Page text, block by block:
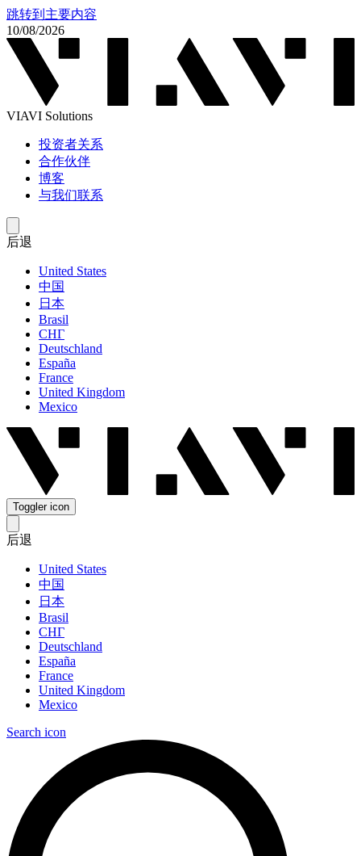
跳转到主要内容
10/08/2026
VIAVI Solutions
投资者关系
合作伙伴
博客
与我们联系
后退
United States
中国
日本
Brasil
СНГ
Deutschland
España
France
United Kingdom
Mexico
Toggler icon
后退
United States
中国
日本
Brasil
СНГ
Deutschland
España
France
United Kingdom
Mexico
Search icon